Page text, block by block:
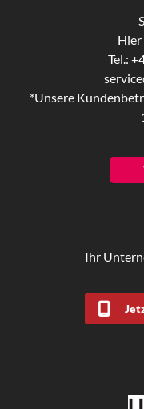
Hier
Tel.:
*Unsere
Ihr